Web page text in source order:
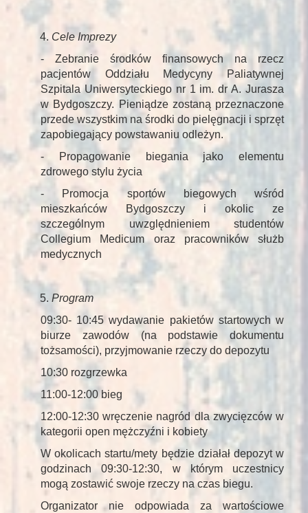
Cele Imprezy
- Zebranie środków finansowych na rzecz
pacjentów Oddziału Medycyny Paliatywnej
Szpitala Uniwersyteckiego nr 1 im. dr A. Jurasza
w Bydgoszczy. Pieniądze zostaną przeznaczone
przede wszystkim na środki do pielęgnacji i sprzęt
zapobiegający powstawaniu odleżyn.
- Propagowanie biegania jako elementu
zdrowego stylu życia
- Promocja sportów biegowych wśród
mieszkańców Bydgoszczy i okolic ze
szczególnym uwzględnieniem studentów
Collegium Medicum oraz pracowników służb
medycznych
Program
09:30- 10:45 wydawanie pakietów startowych w
biurze zawodów (na podstawie dokumentu
tożsamości), przyjmowanie rzeczy do depozytu
10:30 rozgrzewka
11:00-12:00 bieg
12:00-12:30 wręczenie nagród dla zwycięzców w
kategorii open mężczyźni i kobiety
W okolicach startu/mety będzie działał depozyt w
godzinach 09:30-12:30, w którym uczestnicy
mogą zostawić swoje rzeczy na czas biegu.
Organizator nie odpowiada za wartościowe